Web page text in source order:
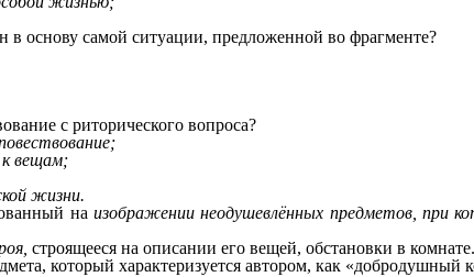
основу самой ситуации, предложенной во фрагменте?
с риторического вопроса?
к вещам;
жизни.
на изображении неодушевлённых предметов, при
строящееся на описании его вещей, обстановки в комнате.
который характеризуется автором, как «добродушный